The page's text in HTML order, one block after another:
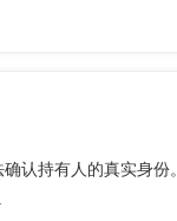
认持有人的真实身